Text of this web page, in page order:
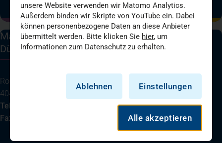
Marien Hospital
Düsseldorf
Rochusstraße 2
40479 Düsseldorf
Tel.:
Fax:
unsere Website verwenden wir Matomo Analytics.
Außerdem binden wir Skripte von YouTube ein. Dabei
können personenbezogene Daten an diese Anbieter
übermittelt werden. Bitte klicken Sie hier, um
Informationen zum Datenschutz zu erhalten.
Ablehnen Einstellungen
Alle akzeptieren